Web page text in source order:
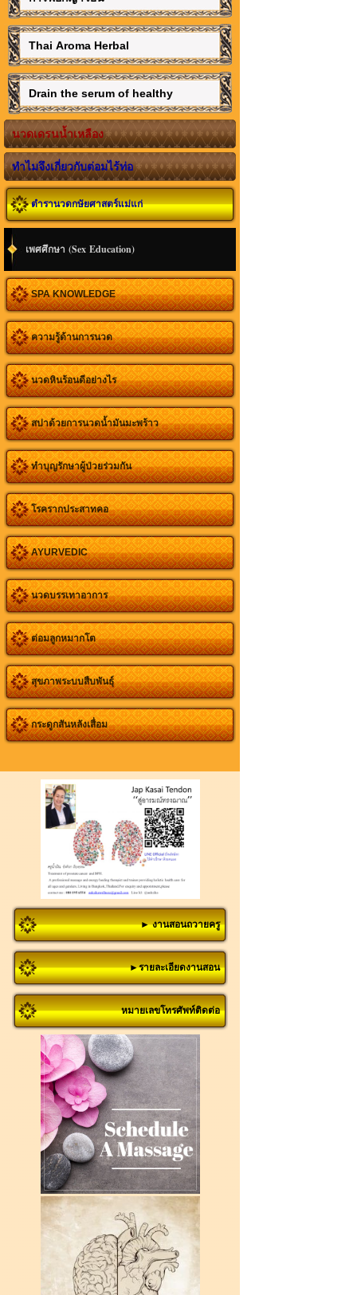
Thai Aroma Herbal
Drain the serum of healthy
นวดเดรนน้ำเหลือง
ทำไมจึงเกี่ยวกับต่อมไร้ท่อ
ตำรานวดกษัยศาสตร์แม่แก่
เพศศึกษา (Sex Education)
SPA KNOWLEDGE
ความรู้ด้านการนวด
นวดหินร้อนดีอย่างไร
สปาด้วยการนวดน้ำมันมะพร้าว
ทำบุญรักษาผู้ป่วยร่วมกัน
โรครากประสาทคอ
AYURVEDIC
นวดบรรเทาอาการ
ต่อมลูกหมากโต
สุขภาพระบบสืบพันธุ์
กระดูกสันหลังเสื่อม
► งานสอนถวายครู
►รายละเอียดงานสอน
หมายเลขโทรศัพท์ติดต่อ